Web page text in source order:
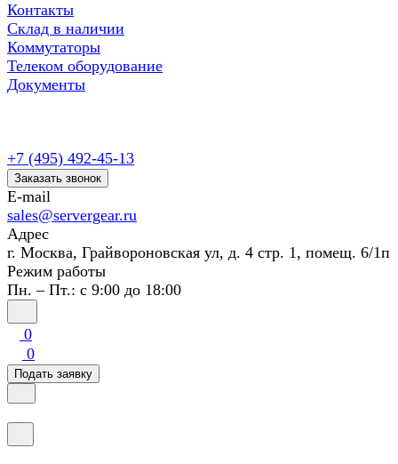
Контакты
Склад в наличии
Коммутаторы
Телеком оборудование
Документы
+7 (495) 492-45-13
Заказать звонок
E-mail
sales@servergear.ru
Адрес
г. Москва, Грайвороновская ул, д. 4 стр. 1, помещ. 6/1п
Режим работы
Пн. – Пт.: с 9:00 до 18:00
0
0
Подать заявку